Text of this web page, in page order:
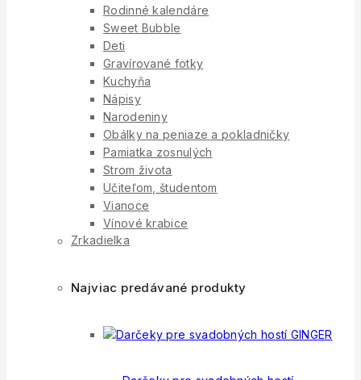
Rodinné kalendáre
Sweet Bubble
Deti
Gravírované fotky
Kuchyňa
Nápisy
Narodeniny
Obálky na peniaze a pokladničky
Pamiatka zosnulých
Strom života
Učiteľom, študentom
Vianoce
Vínové krabice
Zrkadielka
Najviac predávané produkty